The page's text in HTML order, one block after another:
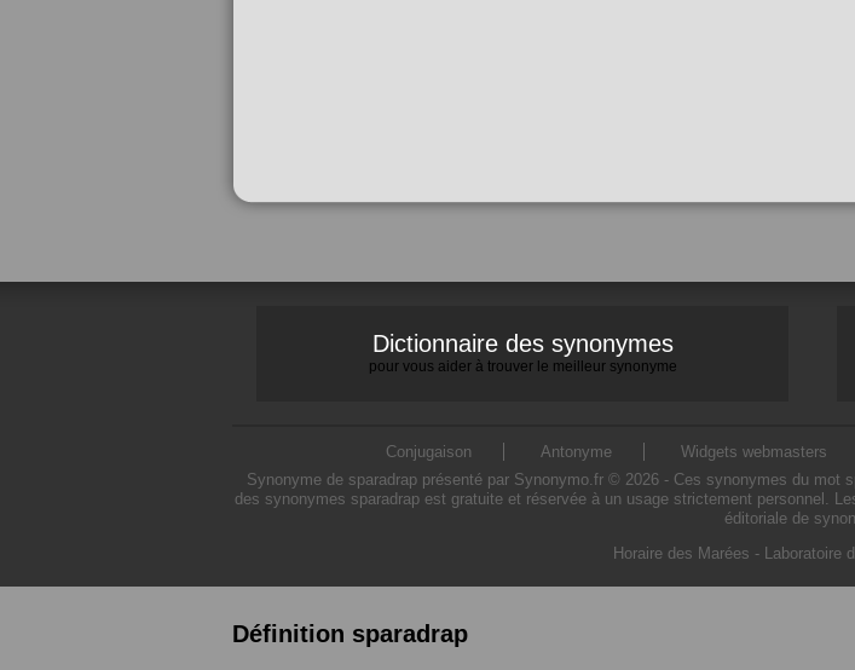
Dictionnaire des synonymes
pour vous aider à trouver le meilleur synonyme
Conjugaison Antonyme Widgets webmasters
Synonyme de sparadrap présenté par Synonymo.fr © 2026 - Ces synonymes du
des synonymes sparadrap est gratuite et réservée à un usage strictement personnel.
éditoriale de
Horaire des Marées - Laboratoire
Définition sparadrap